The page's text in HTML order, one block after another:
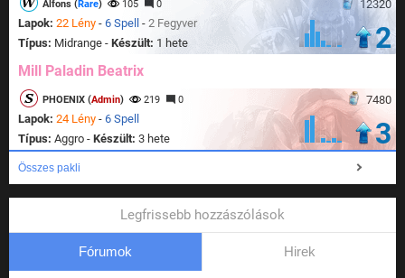
12320
Alfons (Rare) 105 0
Lapok: 22 Lény - 6 Spell - 2 Fegyver
Típus: Midrange - Készült: 1 hete 2
Mill Paladin Beatrix
7480
PHOENIX (Admin) 219 0
Lapok: 24 Lény - 6 Spell
Típus: Aggro - Készült: 3 hete 3
Összes pakli
Legfrissebb hozzászólások
Fórumok Hirek